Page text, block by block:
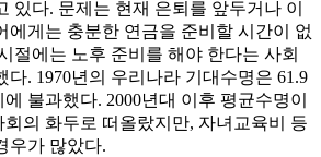
있다. 문제는 현재 은퇴를 앞두거나 이
에게는 충분한 연금을 준비할 시간이 없
절에는 노후 준비를 해야 한다는 사회
다. 1970년의 우리나라 기대수명은 61.9
불과했다. 2000년대 이후 평균수명이
의 화두로 떠올랐지만, 자녀교육비 등
우가 많았다.